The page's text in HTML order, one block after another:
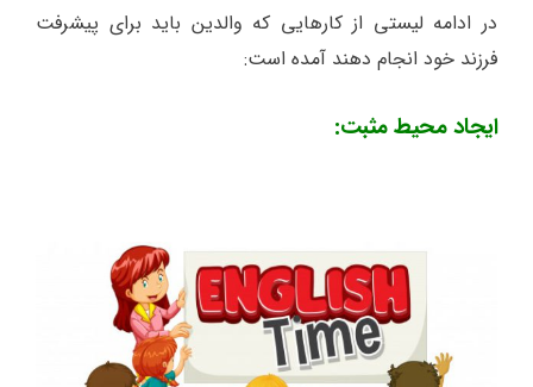
در ادامه لیستی از کارهایی که والدین باید برای پیشرفت
فرزند خود انجام دهند آمده است:
ایجاد محیط مثبت: